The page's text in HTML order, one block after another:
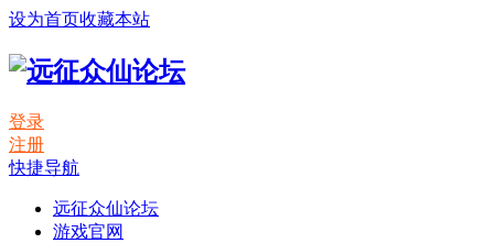
设为首页收藏本站
登录
注册
快捷导航
远征众仙论坛
游戏官网